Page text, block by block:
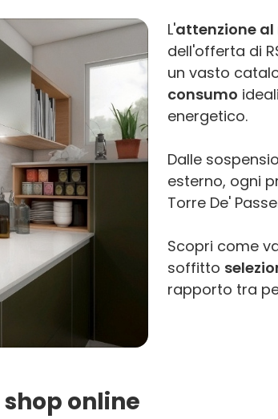
L'attenzione
dell'offerta di
un vasto
consumo
energetico.
Dalle
esterno, ogni
Torre De'
Scopri come
soffitto
rapporto tra
online